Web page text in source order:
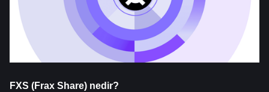
FXS (Frax Share) nedir?